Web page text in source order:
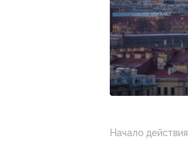
Начало действия